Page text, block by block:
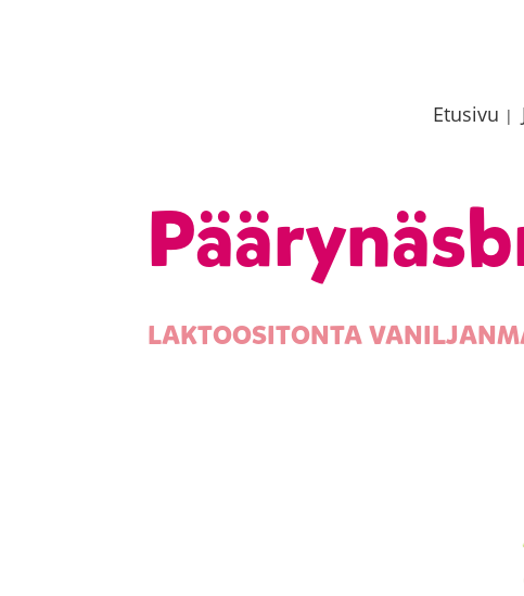
Etusivu |
LAKTOOSITONTA